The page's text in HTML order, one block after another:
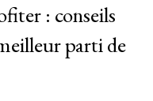
: conseils
parti de